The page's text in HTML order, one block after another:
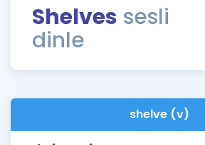
Rehberlik Aracı
ÖSYM Sınav Takvimi
Shelves sesli
dinle
shelve (v)